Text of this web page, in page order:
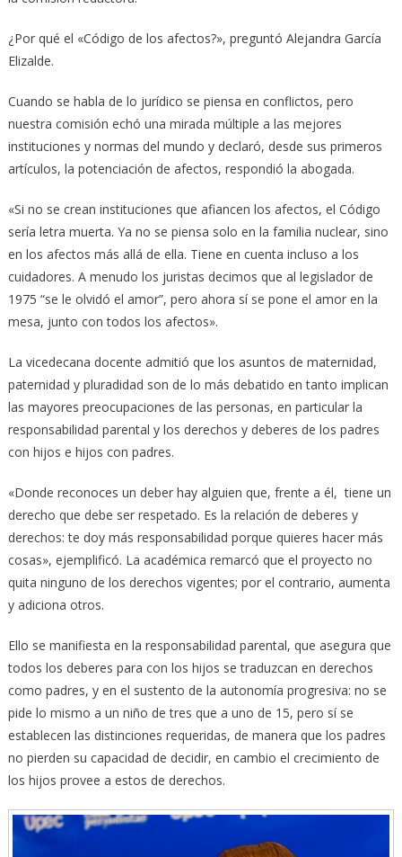
¿Por qué el «Código de los afectos?», preguntó Alejandra García
Elizalde.
Cuando se habla de lo jurídico se piensa en conflictos, pero
nuestra comisión echó una mirada múltiple a las mejores
instituciones y normas del mundo y declaró, desde sus primeros
artículos, la potenciación de afectos, respondió la abogada.
«Si no se crean instituciones que afiancen los afectos, el Código
sería letra muerta. Ya no se piensa solo en la familia nuclear, sino
en los afectos más allá de ella. Tiene en cuenta incluso a los
cuidadores. A menudo los juristas decimos que al legislador de
1975 “se le olvidó el amor”, pero ahora sí se pone el amor en la
mesa, junto con todos los afectos».
La vicedecana docente admitió que los asuntos de maternidad,
paternidad y pluradidad son de lo más debatido en tanto implican
las mayores preocupaciones de las personas, en particular la
responsabilidad parental y los derechos y deberes de los padres
con hijos e hijos con padres.
«Donde reconoces un deber hay alguien que, frente a él, tiene un
derecho que debe ser respetado. Es la relación de deberes y
derechos: te doy más responsabilidad porque quieres hacer más
cosas», ejemplificó. La académica remarcó que el proyecto no
quita ninguno de los derechos vigentes; por el contrario, aumenta
y adiciona otros.
Ello se manifiesta en la responsabilidad parental, que asegura que
todos los deberes para con los hijos se traduzcan en derechos
como padres, y en el sustento de la autonomía progresiva: no se
pide lo mismo a un niño de tres que a uno de 15, pero sí se
establecen las distinciones requeridas, de manera que los padres
no pierden su capacidad de decidir, en cambio el crecimiento de
los hijos provee a estos de derechos.